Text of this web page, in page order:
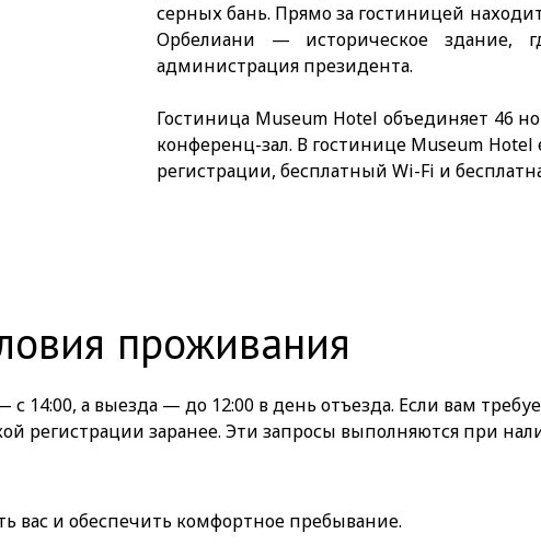
серных бань. Прямо за гостиницей
Орбелиани — историческое здание,
администрация президента.
Гостиница Museum Hotel объединяет 46
конференц-зал. В гостинице Museum Hotel
регистрации, бесплатный Wi-Fi и
проживания
14:00, а выезда — до 12:00 в день отъезда. Если вам
регистрации заранее. Эти запросы выполняются при
и обеспечить комфортное пребывание.